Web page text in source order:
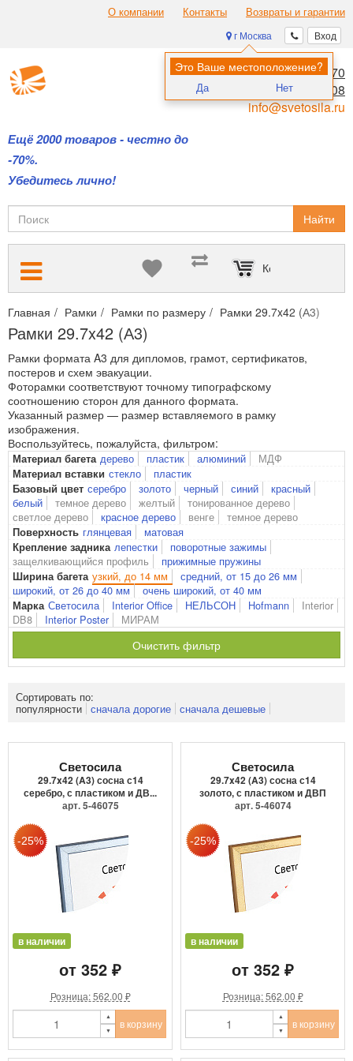
О компании Контакты Возвраты и гарантии
Вход
г Москва
Это Ваше местоположение?
Да Нет
Ещё 2000 товаров - честно до
-70%.
Убедитесь лично!
8 (495) 970-00-70
8 (800) 700-11-08
info@svetosila.ru
Найти
Корзина пуста
Главная Рамки Рамки по размеру Рамки 29.7x42 (А3)
Рамки 29.7x42 (А3)
Рамки формата A3 для дипломов, грамот, сертификатов,
постеров и схем эвакуации.
Фоторамки соответствуют точному типографскому
соотношению сторон для данного формата.
Указанный размер — размер вставляемого в рамку
изображения.
Воспользуйтесь, пожалуйста, фильтром:
Материал багета дерево пластик алюминий МДФ
Материал вставки стекло пластик
Базовый цвет серебро золото черный синий
красный
белый
темное дерево желтый
тонированное дерево
светлое дерево
красное дерево венге темное дерево
Поверхность глянцевая матовая
Крепление задника лепестки
поворотные зажимы
защелкивающийся профиль
прижимные пружины
Ширина багета узкий, до 14 мм
средний, от 15 до 26 мм
широкий, от 26 до 40 мм
очень широкий, от 40 мм
Марка Светосила Interior Office НЕЛЬСОН Hofmann
Interior
DB8
Interior Poster МИРАМ
Очистить фильтр
Сортировать по:
популярности сначала дорогие сначала дешевые
Светосила
29.7x42 (A3) сосна с14
серебро, с пластиком и ДВ...
арт. 5-46075
в наличии
от 352 ₽
Розница: 562.00 ₽
в корзину
Светосила
29.7x42 (A3) сосна с14
золото, с пластиком и ДВП
арт. 5-46074
в наличии
от 352 ₽
Розница: 562.00 ₽
в корзину